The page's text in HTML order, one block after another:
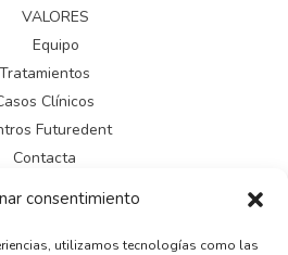
consentimiento
utilizamos tecnologías como las
VALORES
Equipo
Tratamientos
Clínicos
Futuredent
Contacta